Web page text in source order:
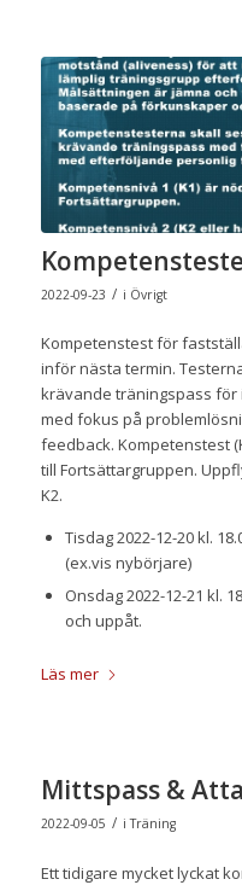
2022-09-23 / i Övrigt
Kompetenstest för
inför nästa termin.
krävande träningspass
med fokus på
feedback. Kompetenstest
till Fortsättargruppen.
K2.
Tisdag 2022-12-20 kl.
(ex.vis nybörjare)
Onsdag 2022-12-21 kl.
och uppåt.
Läs mer
Mittspass &
2022-09-05 / iTräning
Ett tidigare mycket lyckat